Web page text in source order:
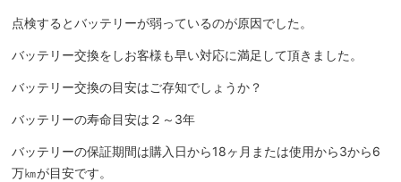
点検するとバッテリーが弱っているのが原因でした。
バッテリー交換をしお客様も早い対応に満足して頂きました。
バッテリー交換の目安はご存知でしょうか？
バッテリーの寿命目安は２～3年
バッテリーの保証期間は購入日から18ヶ月または使用から3から6
万㎞が目安です。